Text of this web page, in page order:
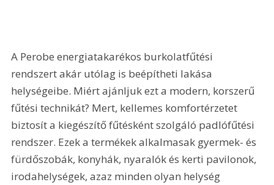
A Perobe energiatakarékos burkolatfűtési
rendszert akár utólag is beépítheti lakása
helységeibe. Miért ajánljuk ezt a modern, korszerű
fűtési technikát? Mert, kellemes komfortérzetet
biztosít a kiegészítő fűtésként szolgáló padlófűtési
rendszer. Ezek a termékek alkalmasak gyermek- és
fürdőszobák, konyhák, nyaralók és kerti pavilonok,
irodahelységek, azaz minden olyan helység